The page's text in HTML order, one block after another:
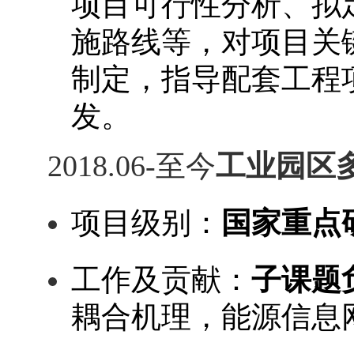
施路线等 ，对项目
制定，指导配套工程
发。
2018.06-至今工业园区
项目级别： 国家重点
工作及贡献： 子课题
耦合机理，能源信息